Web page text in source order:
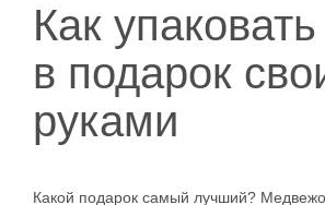
Как упаковать
в подарок
руками
Какой подарок самый лучший?